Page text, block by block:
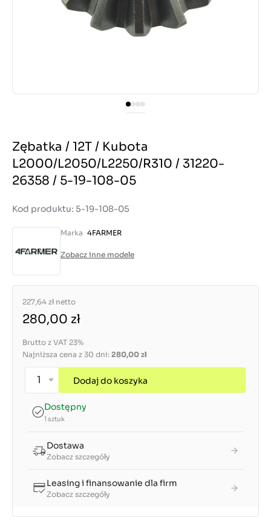
Zębatka / 12T / Kubota
L2000/L2050/L2250/R310 / 31220-
26358 / 5-19-108-05
Kod produktu: 5-19-108-05
Marka 4FARMER
Zobacz inne modele
227,64 zł netto
280,00 zł
Brutto z VAT 23%
Najniższa cena z 30 dni: 280,00 zł
Dodaj do koszyka
Dostępny
1 sztuk
Dostawa
Zobacz szczegóły
Leasing i finansowanie dla firm
Zobacz szczegóły